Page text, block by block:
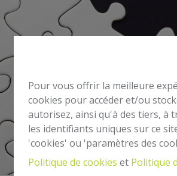
Pour vous offrir la meilleure
cookies pour accéder et/ou
autorisez, ainsi qu'à des tiers, à
les identifiants uniques sur ce
'cookies' ou 'paramètres des
Politique de cookies et Politique